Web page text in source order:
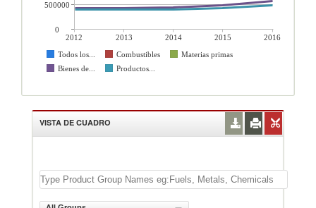
2012 2013 2014 2015
2016
Todos los...
Combustibles
Materias primas
Bienes de...
Productos...
500000
0
VISTA DE CUADRO